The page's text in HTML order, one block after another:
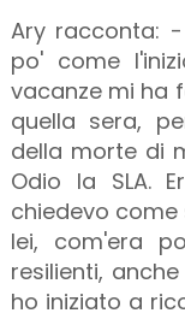
Ary racconta:
po' come
vacanze mi ha
quella sera,
della morte di
Odio la SLA.
chiedevo
lei, com'era
resilienti,
ho iniziato a